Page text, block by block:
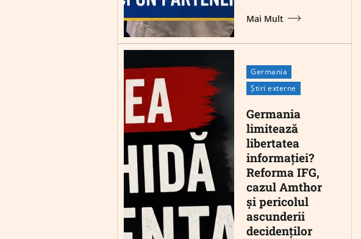
Mai Mult
Germania
Știri externe
Germania
limitează
libertatea
informației?
Reforma IFG,
cazul Amthor
și pericolul
ascunderii
decidenților